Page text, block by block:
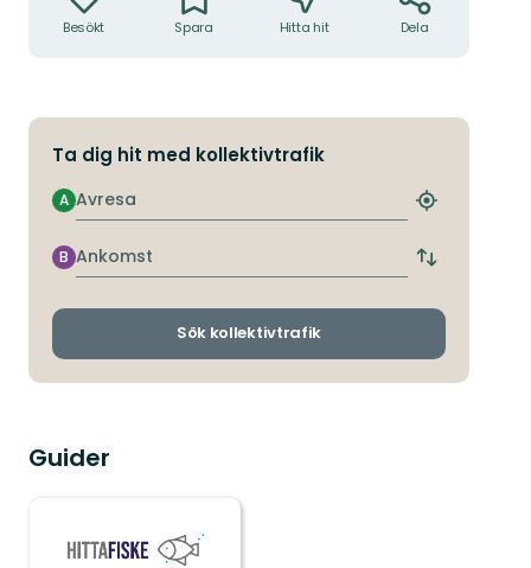
Besökt Spara Hitta hit Dela
Ta dig hit med kollektivtrafik
Avresa
A
Hitta
hållplats
Ankomst
B
Byt
och
Sök kollektivtrafik
Guider